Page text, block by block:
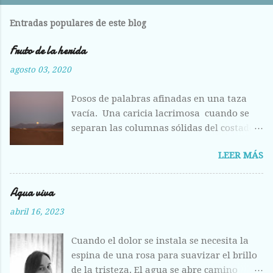
Entradas populares de este blog
Fruto de la herida
agosto 03, 2020
Posos de palabras afinadas en una taza
vacía. Una caricia lacrimosa cuando se
separan las columnas sólidas del costado.
deshecha de los huesos entrelazados en la
llanura plumosa. Raídas las alas como
el fruto de la herida corriendo calle abajo.
LEER MÁS
Agua viva
abril 16, 2023
Cuando el dolor se instala se necesita la
espina de una rosa para suavizar el brillo
de la tristeza. El agua se abre camino